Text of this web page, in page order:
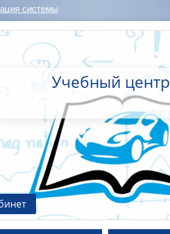
системы
Учебный